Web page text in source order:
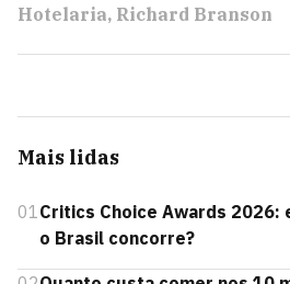
Hotelaria Richard Branson
Mais lidas
01Critics Choice Awards 2026:
o Brasil concorre?